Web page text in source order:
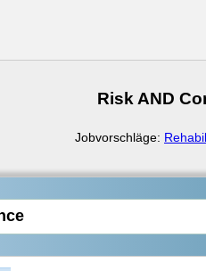
Risk AND
Jobvorschläge: